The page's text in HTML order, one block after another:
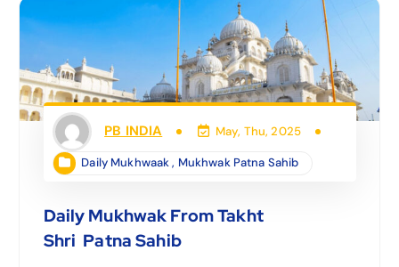
PB INDIA May, Thu, 2025
Daily Mukhwaak, Mukhwak Patna Sahib
Daily Mukhwak From Takht
Shri Patna Sahib